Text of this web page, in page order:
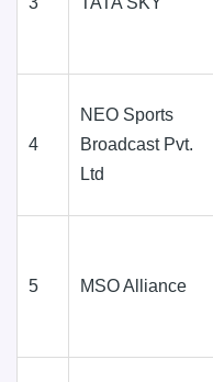
4
NEO Sports
Broadcast Pvt.
Ltd
5 MSO Alliance